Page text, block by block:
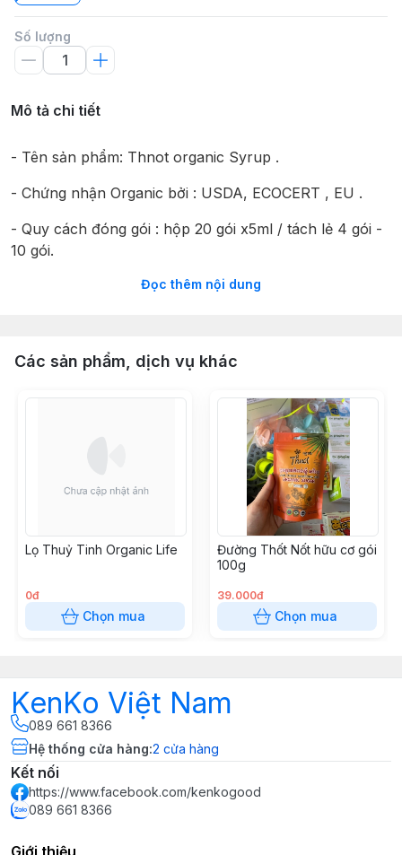
Số lượng
Mô tả chi tiết
- Tên sản phẩm: Thnot organic Syrup .
- Chứng nhận Organic bởi : USDA, ECOCERT , EU .
- Quy cách đóng gói : hộp 20 gói x5ml / tách lẻ 4 gói -
10 gói.
- Xuất xứ: Campuchia .
+ Đặc sản của Campuchia. Do Công ty Confirel:sản
France, Japan, Singapore, Australia, Korea ... ở
Campuchia . Cách dùng: mật thốt nốt dùng để tạo ngọt
,cho các thức uống : sữa hạt, trà, cafe, nước trái cây.
Ngoài ra có thể tạo màu cho các món kho,thay thế
nước màu .Rất tiện ích khi dùng. Thích hợp với các bé
Đọc thêm nội dung
Các sản phẩm, dịch vụ khác
Lọ Thuỷ Tinh Organic Life
0đ
Chọn mua
Đường Thốt Nốt hữu cơ gói
100g
39.000đ
Chọn mua
KenKo Việt Nam
089 661 8366
Hệ thống cửa hàng:2 cửa hàng
Kết nối
https://www.facebook.com/kenkogood
089 661 8366
Giới thiệu